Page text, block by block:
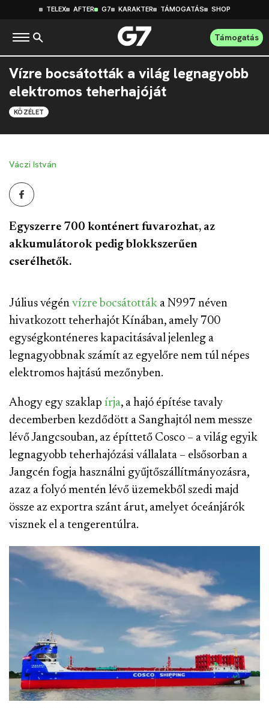
TELEX AFTER G7 KARAKTER TÁMOGATÁS SHOP
Támogatás
Vízre bocsátották a világ legnagyobb
elektromos teherhajóját
KÖZÉLET
Váczi István
Egyszerre 700 konténert fuvarozhat, az
akkumulátorok pedig blokkszerűen
cserélhetők.
Július végén vízre bocsátották a N997 néven
hivatkozott teherhajót Kínában, amely 700
egységkonténeres kapacitásával jelenleg a
legnagyobbnak számít az egyelőre nem túl népes
elektromos hajtású mezőnyben.
Ahogy egy szaklap írja, a hajó építése tavaly
decemberben kezdődött a Sanghajtól nem messze
lévő Jangcsouban, az építtető Cosco – a világ egyik
legnagyobb teherhajózási vállalata – elsősorban a
Jangcén fogja használni gyűjtőszállítmányozásra,
azaz a folyó mentén lévő üzemekből szedi majd
össze az exportra szánt árut, amelyet óceánjárók
visznek el a tengerentúlra.